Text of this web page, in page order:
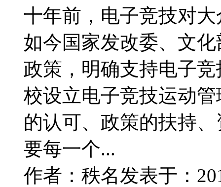
十年前，电子竞技对
如今国家发改委、文
政策，明确支持电子
校设立电子竞技运动
的认可、政策的扶持
要每一个...
作者： 秩名发表于：